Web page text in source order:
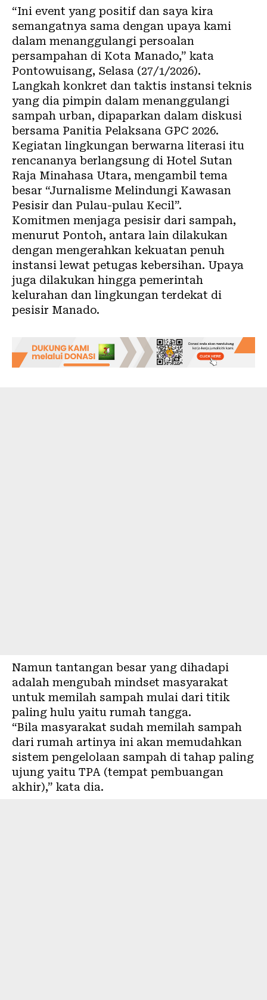
“Ini event yang positif dan saya kira
semangatnya sama dengan upaya kami
dalam menanggulangi persoalan
persampahan di Kota Manado,” kata
Pontowuisang, Selasa (27/1/2026).
Langkah konkret dan taktis instansi teknis
yang dia pimpin dalam menanggulangi
sampah urban, dipaparkan dalam diskusi
bersama Panitia Pelaksana GPC 2026.
Kegiatan lingkungan berwarna literasi itu
rencananya berlangsung di Hotel Sutan
Raja Minahasa Utara, mengambil tema
besar “Jurnalisme Melindungi Kawasan
Pesisir dan Pulau-pulau Kecil”.
Komitmen menjaga pesisir dari sampah,
menurut Pontoh, antara lain dilakukan
dengan mengerahkan kekuatan penuh
instansi lewat petugas kebersihan. Upaya
juga dilakukan hingga pemerintah
kelurahan dan lingkungan terdekat di
pesisir Manado.
Namun tantangan besar yang dihadapi
adalah mengubah mindset masyarakat
untuk memilah sampah mulai dari titik
paling hulu yaitu rumah tangga.
“Bila masyarakat sudah memilah sampah
dari rumah artinya ini akan memudahkan
sistem pengelolaan sampah di tahap paling
ujung yaitu TPA (tempat pembuangan
akhir),” kata dia.